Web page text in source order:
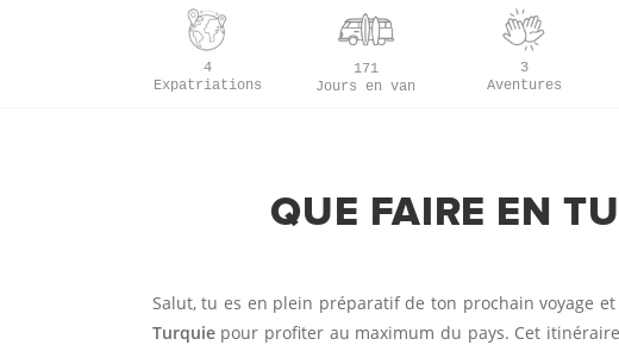
4
Expatriations
171
Jours en van
3
Aventures
QUE FAIRE EN
Salut, tu es en plein préparatif de ton prochain voyage
Turquiepour profiter au maximum du pays. Cet